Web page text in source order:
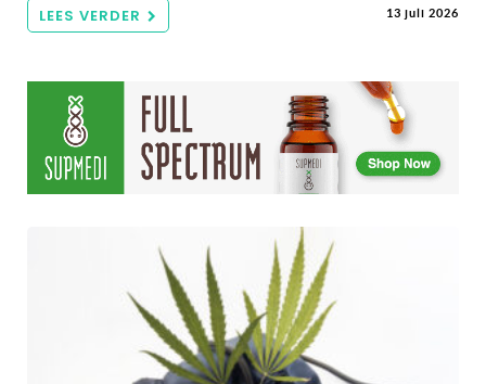
LEES VERDER 13 juli 2026